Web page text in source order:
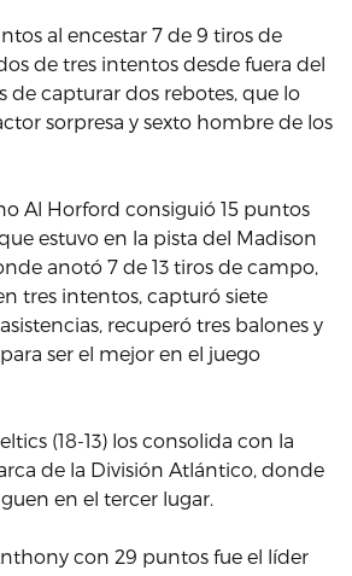
al encestar 7 de 9 tiros de
de tres intentos desde fuera del
de capturar dos rebotes, que lo
sorpresa y sexto hombre de los
Al Horford consiguió 15 puntos
estuvo en la pista del Madison
anotó 7 de 13 tiros de campo,
tres intentos, capturó siete
recuperó tres balones y
ser el mejor en el juego
(18-13) los consolida con la
de la División Atlántico, donde
en el tercer lugar.
con 29 puntos fue el líder